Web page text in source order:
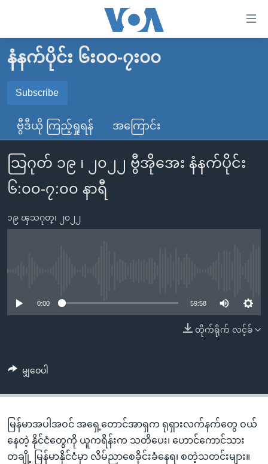
လွယ်ကူ
စေ
သည့်
Link
များ
ပင်မ
အကြောင်းအရာ
သို့
ကြည့်
စာမျက်နှာ
ရန်
နေရာ
သို့
ကျော်
မူလစာမျက်နှာ
နိုင်ငံတကာ
တရုတ်
အစ္စရေး-ပါလက်စတိုင်း
ဗွီဒီယို
ရပ်ဝန်းတခု လမ်းတခု အလွန်
အင်္ဂလိပ်စာလေ့လာမယ်
အမေရိကန်သုံးအီဒီယံ
အပတ်စဉ်ကဏ္ဍများ
ဘာသာစကားများ
နံနက်ပိုင်း ၆း၀၀-၇း၀၀
Subscribe
Spotify
ရယူရန်
ဗွီဒီယို ကြည့်ရှုရန် အကြောင်း
သြဂုတ် ၁၉ ၊ ၂၀၂၂ ဗွီအိုအေး နံနက်ပိုင်း
၆:၀၀-၇:၀၀ နာရီ
၁၉ ၾသဂုတ္၊ ၂၀၂၂
0:00 59:58
တိုက်ရိုက် လင့်ခ်
မျှဝေပါ
မြန်မာအပါအဝင် အရှေ့တောင်အာရှက ရုရှားလက်နက်တွေ ဝယ်
နေတဲ့ နိုင်ငံတွေကို ယူကရိန်းက သတိပေး၊ ဟောင်ကောင်သား
တချို့ မြန်မာနိုင်ငံမှာ လိမ်ညာစေခိုင်းခံနေရ၊ စတဲ့သတင်းများ။